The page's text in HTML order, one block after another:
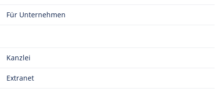
Für Unternehmen
Kanzlei
Extranet